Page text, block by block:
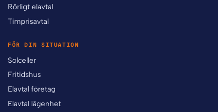
Rörligt elavtal
Timprisavtal
FÖR DIN SITUATION
Solceller
Fritidshus
Elavtal företag
Elavtal lägenhet